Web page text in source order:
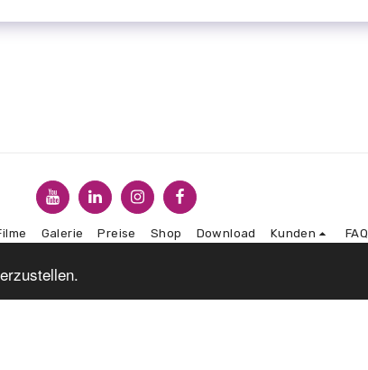
Galerie Preise Shop Download Kunden FAQ